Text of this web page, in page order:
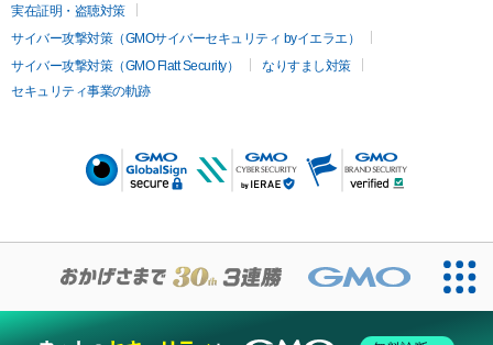
実在証明・盗聴対策
サイバー攻撃対策（GMOサイバーセキュリティ byイエラエ）
サイバー攻撃対策（GMO Flatt Security）
なりすまし対策
セキュリティ事業の軌跡